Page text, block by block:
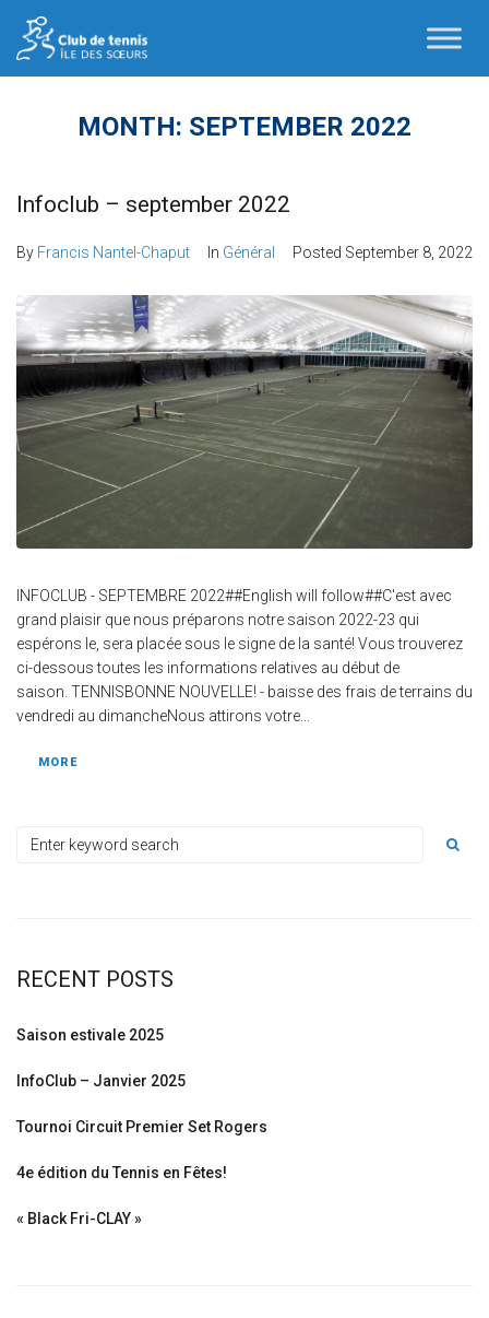
MONTH: SEPTEMBER 2022
Infoclub – september 2022
By Francis Nantel-Chaput In Général Posted September 8, 2022
INFOCLUB - SEPTEMBRE 2022##English will follow##C'est avec
grand plaisir que nous préparons notre saison 2022-23 qui
espérons le, sera placée sous le signe de la santé! Vous trouverez
ci-dessous toutes les informations relatives au début de
saison. TENNISBONNE NOUVELLE! - baisse des frais de terrains du
vendredi au dimancheNous attirons votre...
MORE
RECENT POSTS
Saison estivale 2025
InfoClub – Janvier 2025
Tournoi Circuit Premier Set Rogers
4e édition du Tennis en Fêtes!
« Black Fri-CLAY »